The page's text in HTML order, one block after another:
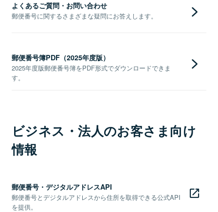
よくあるご質問・お問い合わせ
郵便番号に関するさまざまな疑問にお答えします。
郵便番号簿PDF（2025年度版）
2025年度版郵便番号簿をPDF形式でダウンロードできま
す。
ビジネス・法人のお客さま向け
情報
郵便番号・デジタルアドレスAPI
郵便番号とデジタルアドレスから住所を取得できる公式API
を提供。